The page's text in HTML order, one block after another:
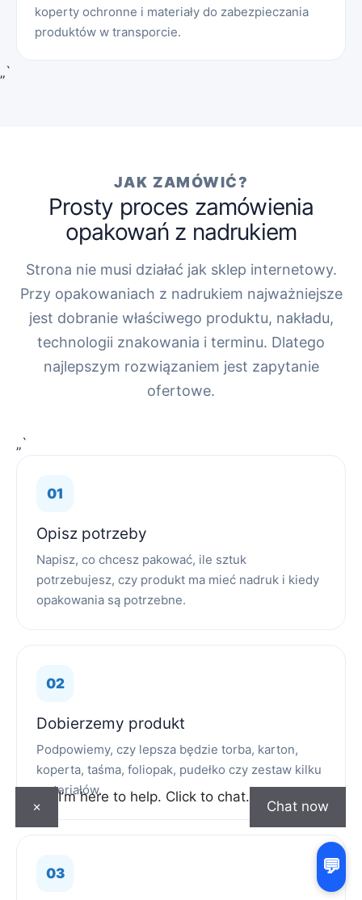
koperty ochronne i materiały do zabezpieczania
produktów w transporcie.
„`
JAK ZAMÓWIĆ?
Prosty proces zamówienia
opakowań z nadrukiem
Strona nie musi działać jak sklep internetowy.
Przy opakowaniach z nadrukiem najważniejsze
jest dobranie właściwego produktu, nakładu,
technologii znakowania i terminu. Dlatego
najlepszym rozwiązaniem jest zapytanie
ofertowe.
„`
Opisz potrzeby
Napisz, co chcesz pakować, ile sztuk
potrzebujesz, czy produkt ma mieć nadruk i kiedy
opakowania są potrzebne.
Dobierzemy produkt
Podpowiemy, czy lepsza będzie torba, karton,
koperta, taśma, foliopak, pudełko czy zestaw kilku
materiałów.
×
I’m here to help. Click to chat.
Chat now